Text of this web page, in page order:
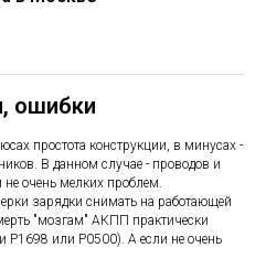
ошибки
простота конструкции, в минусах -
В данном случае - проводов и
не очень мелких проблем.
зарядки снимать на работающей
"мозгам" АКПП практически
или P0500). А если не очень